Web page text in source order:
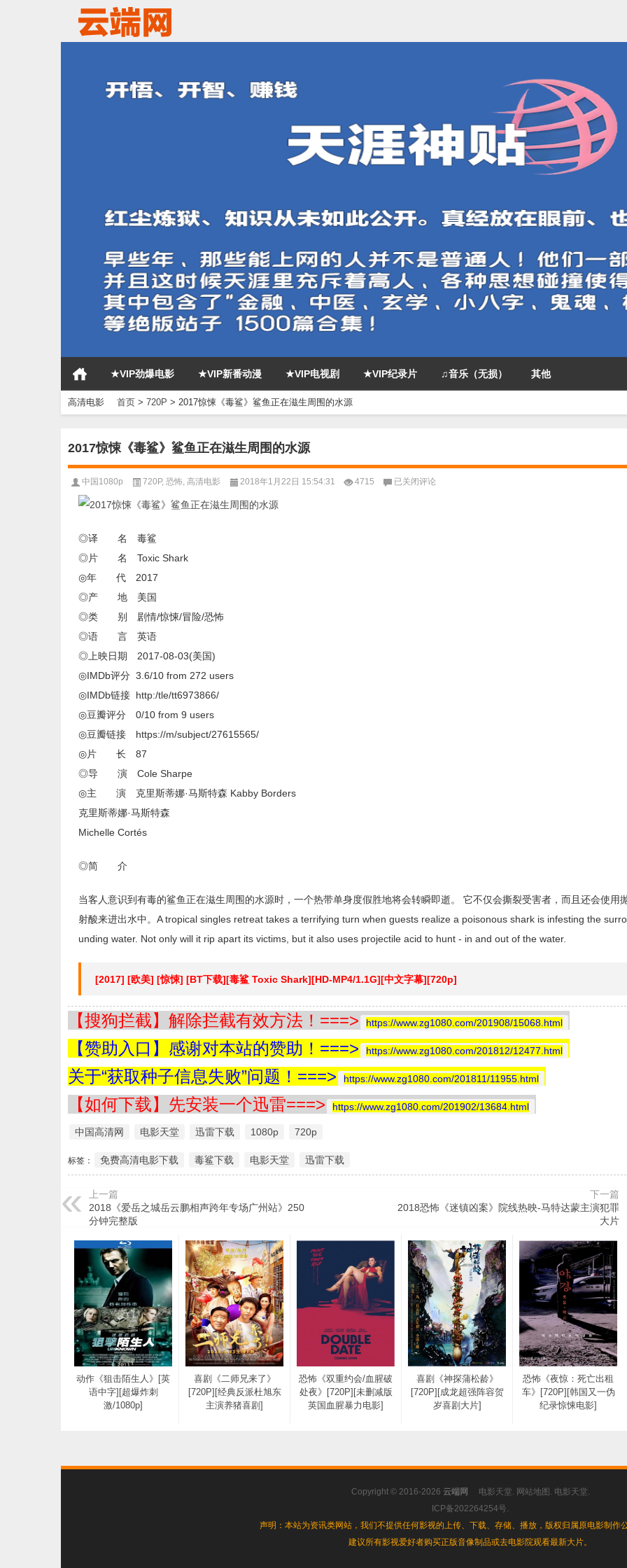
★VIP劲爆电影 ★VIP新番动漫 ★VIP电视剧 ★VIP纪录片 ♫音乐（无损） 其他
高清电影 首页 > 720P > 2017惊悚《毒鲨》鲨鱼正在滋生周围的水源
2017惊悚《毒鲨》鲨鱼正在滋生周围的水源
中国1080p 720P, 恐怖, 高清电影 2018年1月22日 15:54:31 4715
2017
已关闭评论
◎译 名 毒鲨
◎片 名 Toxic Shark
◎年 代 2017
◎产 地 美国
◎类 别 剧情/惊悚/冒险/恐怖
◎语 言 英语
◎上映日期 2017-08-03(美国)
◎IMDb评分 3.6/10 from 272 users
◎IMDb链接 http:/tle/tt6973866/
◎豆瓣评分 0/10 from 9 users
◎豆瓣链接 https://m/subject/27615565/
◎片 长 87
◎导 演 Cole Sharpe
◎主 演 克里斯蒂娜·马斯特森 Kabby Borders
克里斯蒂娜·马斯特森
Michelle Cortés
◎简 介
当客人意识到有毒的鲨鱼正在滋生周围的水源时，一个热带单身度假胜地将会转瞬即逝。 它不仅会撕裂受害者，而且还会使用
射酸来进出水中。A tropical singles retreat takes a terrifying turn when guests realize a poisonous shark is infesting the surro
unding water. Not only will it rip apart its victims, but it also uses projectile acid to hunt - in and out of the water.
[2017] [欧美] [惊悚] [BT下载][毒鲨 Toxic Shark][HD-MP4/1.1G][中文字幕][720p]
【搜狗拦截】解除拦截有效方法！===> https://www.zg1080.com/201908/15068.html
【赞助入口】感谢对本站的赞助！===> https://www.zg1080.com/201812/12477.html
关于“获取种子信息失败”问题！===> https://www.zg1080.com/201811/11955.html
【如何下载】先安装一个迅雷===> https://www.zg1080.com/201902/13684.html
中国高清网 电影天堂 迅雷下载 1080p 720p
标签： 免费高清电影下载 毒鲨下载 电影天堂 迅雷下载
上一篇
2018《爱岳之城岳云鹏相声跨年专场广州站》250
分钟完整版
下一篇
2018恐怖《迷镇凶案》院线热映-马特达蒙主演犯罪
大片
动作《狙击陌生人》[英
语中字][超爆炸刺
激/1080p]
喜剧《二师兄来了》
[720P][经典反派杜旭东
主演养猪喜剧]
恐怖《双重约会/血腥破
处夜》[720P][未删减版
英国血腥暴力电影]
喜剧《神探蒲松龄》
[720P][成龙超强阵容贺
岁喜剧大片]
恐怖《夜惊：死亡出租
车》[720P][韩国又一伪
纪录惊悚电影]
Copyright © 2016-2026 云端网 电影天堂. 网站地图 . 电影天堂.
ICP备202264254号.
声明：本站为资讯类网站，我们不提供任何影视的上传、下载、存储、播放，版权归属原电影制作
建议所有影视爱好者购买正版音像制品或去电影院观看最新大片。